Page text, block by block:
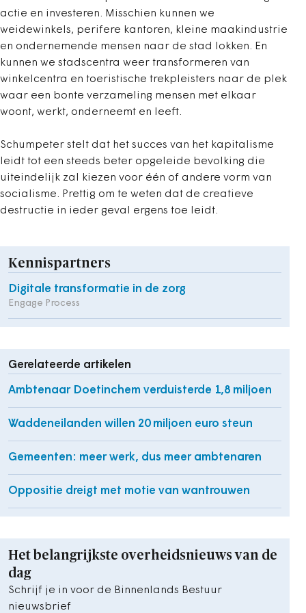
actie en investeren. Misschien kunnen we
weidewinkels, perifere kantoren, kleine maakindustrie
en ondernemende mensen naar de stad lokken. En
kunnen we stadscentra weer transformeren van
winkelcentra en toeristische trekpleisters naar de plek
waar een bonte verzameling mensen met elkaar
woont, werkt, onderneemt en leeft.
Schumpeter stelt dat het succes van het kapitalisme
leidt tot een steeds beter opgeleide bevolking die
uiteindelijk zal kiezen voor één of andere vorm van
socialisme. Prettig om te weten dat de creatieve
destructie in ieder geval ergens toe leidt.
Kennispartners
Digitale transformatie in de zorg
Engage Process
Gerelateerde artikelen
Ambtenaar Doetinchem verduisterde 1,8 miljoen
Waddeneilanden willen 20 miljoen euro steun
Gemeenten: meer werk, dus meer ambtenaren
Oppositie dreigt met motie van wantrouwen
Het belangrijkste overheidsnieuws van de
dag
Schrijf je in voor de Binnenlands Bestuur
nieuwsbrief